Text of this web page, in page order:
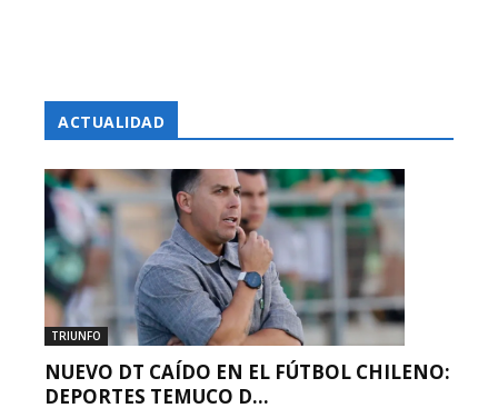
ACTUALIDAD
TRIUNFO
NUEVO DT CAÍDO EN EL FÚTBOL CHILENO:
DEPORTES TEMUCO D...